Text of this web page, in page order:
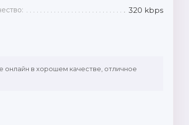
320 kbps
онлайн в хорошем качестве, отличное